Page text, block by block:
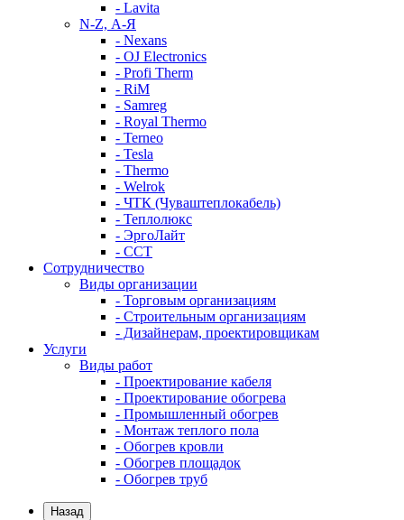
- Lavita
N-Z, А-Я
- Nexans
- OJ Electronics
- Profi Therm
- RiM
- Samreg
- Royal Thermo
- Terneo
- Tesla
- Thermo
- Welrok
- ЧТК (Чуваштеплокабель)
- Теплолюкс
- ЭргоЛайт
- ССТ
Сотрудничество
Виды организации
- Торговым организациям
- Строительным организациям
- Дизайнерам, проектировщикам
Услуги
Виды работ
- Проектирование кабеля
- Проектирование обогрева
- Промышленный обогрев
- Монтаж теплого пола
- Обогрев кровли
- Обогрев площадок
- Обогрев труб
Назад